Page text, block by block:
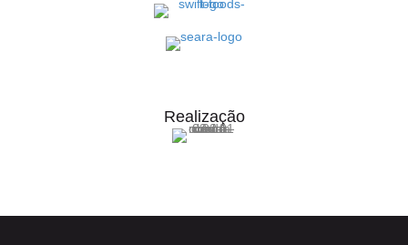
Realização